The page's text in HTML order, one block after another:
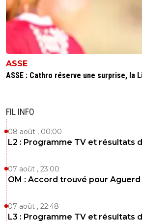
ASSE
ASSE : Cathro réserve une surprise, la
FIL INFO
08 août , 00:00
L2 : Programme TV et résultats
07 août , 23:00
OM : Accord trouvé pour Aguerd
07 août , 22:48
L3 : Programme TV et résultats